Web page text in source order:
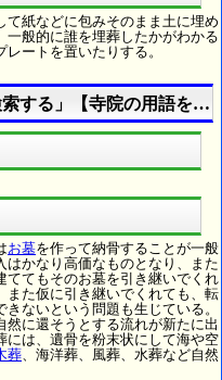
紙などに包みそのまま土に埋め
一般的に誰を埋葬したかがわかる
ートを置いたりする。
する」【寺院の用語を調
お墓を作って納骨することが一般
かなり高価なものとなり、また
ててもそのお墓を引き継いでくれ
また仮に引き継いでくれても、転
ないという問題も生じている。
に還そうとする流れが新たに出
には、遺骨を粉末状にして海や空
葬、海洋葬、風葬、水葬など自然